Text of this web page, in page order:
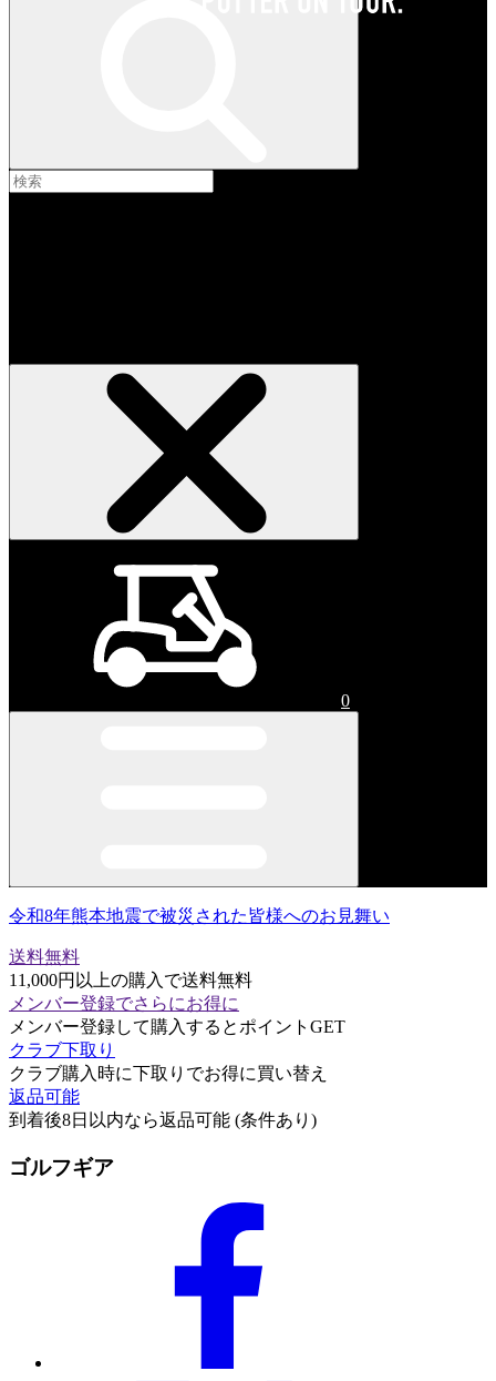
0
令和8年熊本地震で被災された皆様へのお見舞い
送料無料
11,000円以上の購入で送料無料
メンバー登録でさらにお得に
メンバー登録して購入するとポイントGET
クラブ下取り
クラブ購入時に下取りでお得に買い替え
返品可能
到着後8日以内なら返品可能 (条件あり)
ゴルフギア